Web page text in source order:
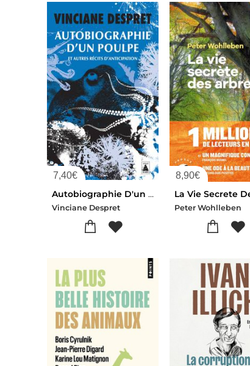
7,40€
Autobiographie D'un Poulpe : Et Autres Recits D'anticipation
Vinciane Despret
8,90€
Peter Wohlleben